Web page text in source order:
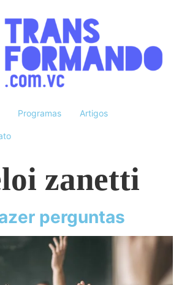
Programas Artigos
zanetti
perguntas